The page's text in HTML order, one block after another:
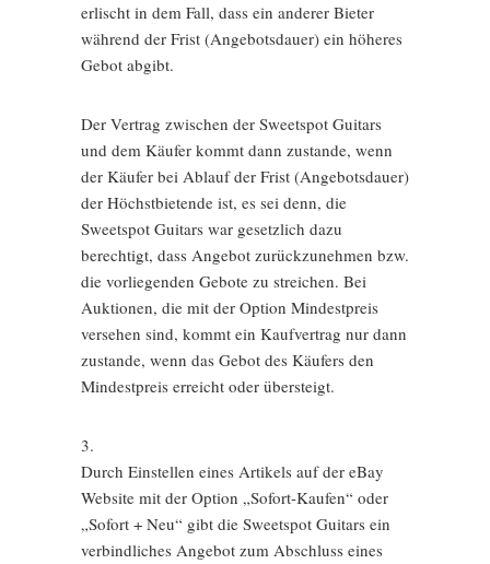
erlischt in dem Fall, dass ein anderer Bieter
während der Frist (Angebotsdauer) ein höheres
Gebot abgibt.
Der Vertrag zwischen der Sweetspot Guitars
und dem Käufer kommt dann zustande, wenn
der Käufer bei Ablauf der Frist (Angebotsdauer)
der Höchstbietende ist, es sei denn, die
Sweetspot Guitars war gesetzlich dazu
berechtigt, dass Angebot zurückzunehmen bzw.
die vorliegenden Gebote zu streichen. Bei
Auktionen, die mit der Option Mindestpreis
versehen sind, kommt ein Kaufvertrag nur dann
zustande, wenn das Gebot des Käufers den
Mindestpreis erreicht oder übersteigt.
3.
Durch Einstellen eines Artikels auf der eBay
Website mit der Option „Sofort-Kaufen“ oder
„Sofort + Neu“ gibt die Sweetspot Guitars ein
verbindliches Angebot zum Abschluss eines